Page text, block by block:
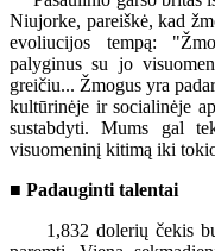
Niujorke, pareiškė, kad
evoliucijos tempą:
palyginus su jo
greičiu... Žmogus yra
kultūrinėje ir socialinėje
sustabdyti. Mums gal
visuomeninį kitimą iki
■ Padauginti talentai
1,832 dolerių čekis